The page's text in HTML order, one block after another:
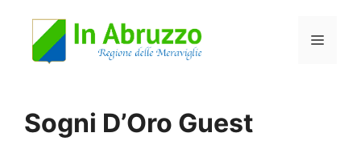
Menu
Sogni D’Oro Guest